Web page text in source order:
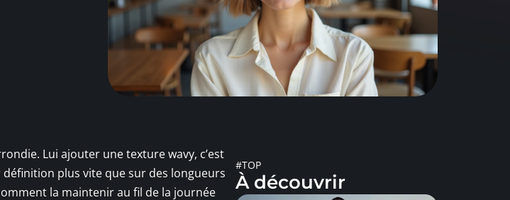
Lui ajouter une texture wavy, c’est
plus vite que sur des longueurs
la maintenir au fil de la journée
#TOP
À découvrir